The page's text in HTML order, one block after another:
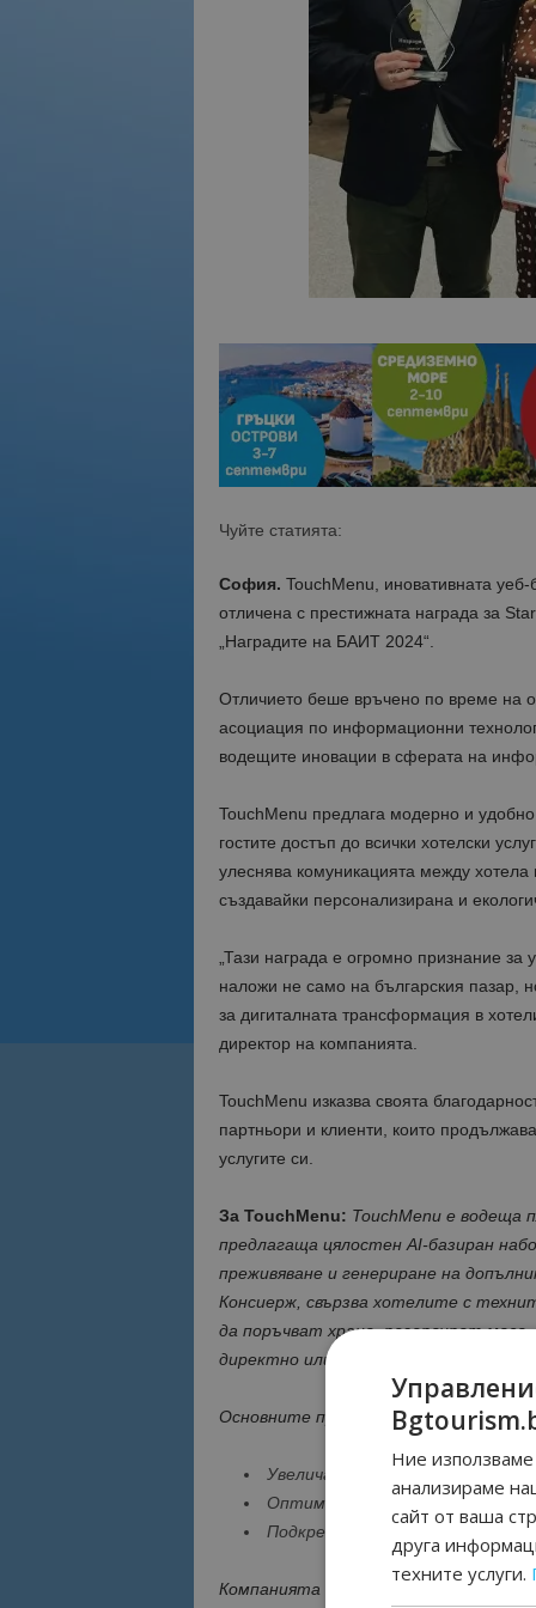
Чуйте статията:
София. TouchMenu, иновативната
отличена с престижната награда за
„Наградите на БАИТ 2024“.
Отличието беше връчено по време на
асоциация по информационни
водещите иновации в сферата на
TouchMenu предлага модерно и
гостите достъп до всички хотелски
улеснява комуникацията между
създавайки персонализирана и
„Тази награда е огромно признание
наложи не само на българския пазар,
за дигиталната трансформация в
директор на компанията.
TouchMenu изказва своята
партньори и клиенти, които
услугите си.
За TouchMenu: TouchMenu е водеща
предлагаща цялостен AI-базиран
преживяване и генериране на
Консиерж, свързва хотелите с
да поръчват храна, резервират
директно или да начисляват суми към
Основните предимства на TouchMenu
Увеличаване на приходите от
Оптимизиране на работния
Подкрепа за устойчиво
Компанията оперира успешно в над
Ние
анализираме
сайт от ваша
друга
техните услуги.